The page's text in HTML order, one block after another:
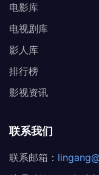
电影库
电视剧库
影人库
排行榜
影视资讯
联系我们
联系邮箱：